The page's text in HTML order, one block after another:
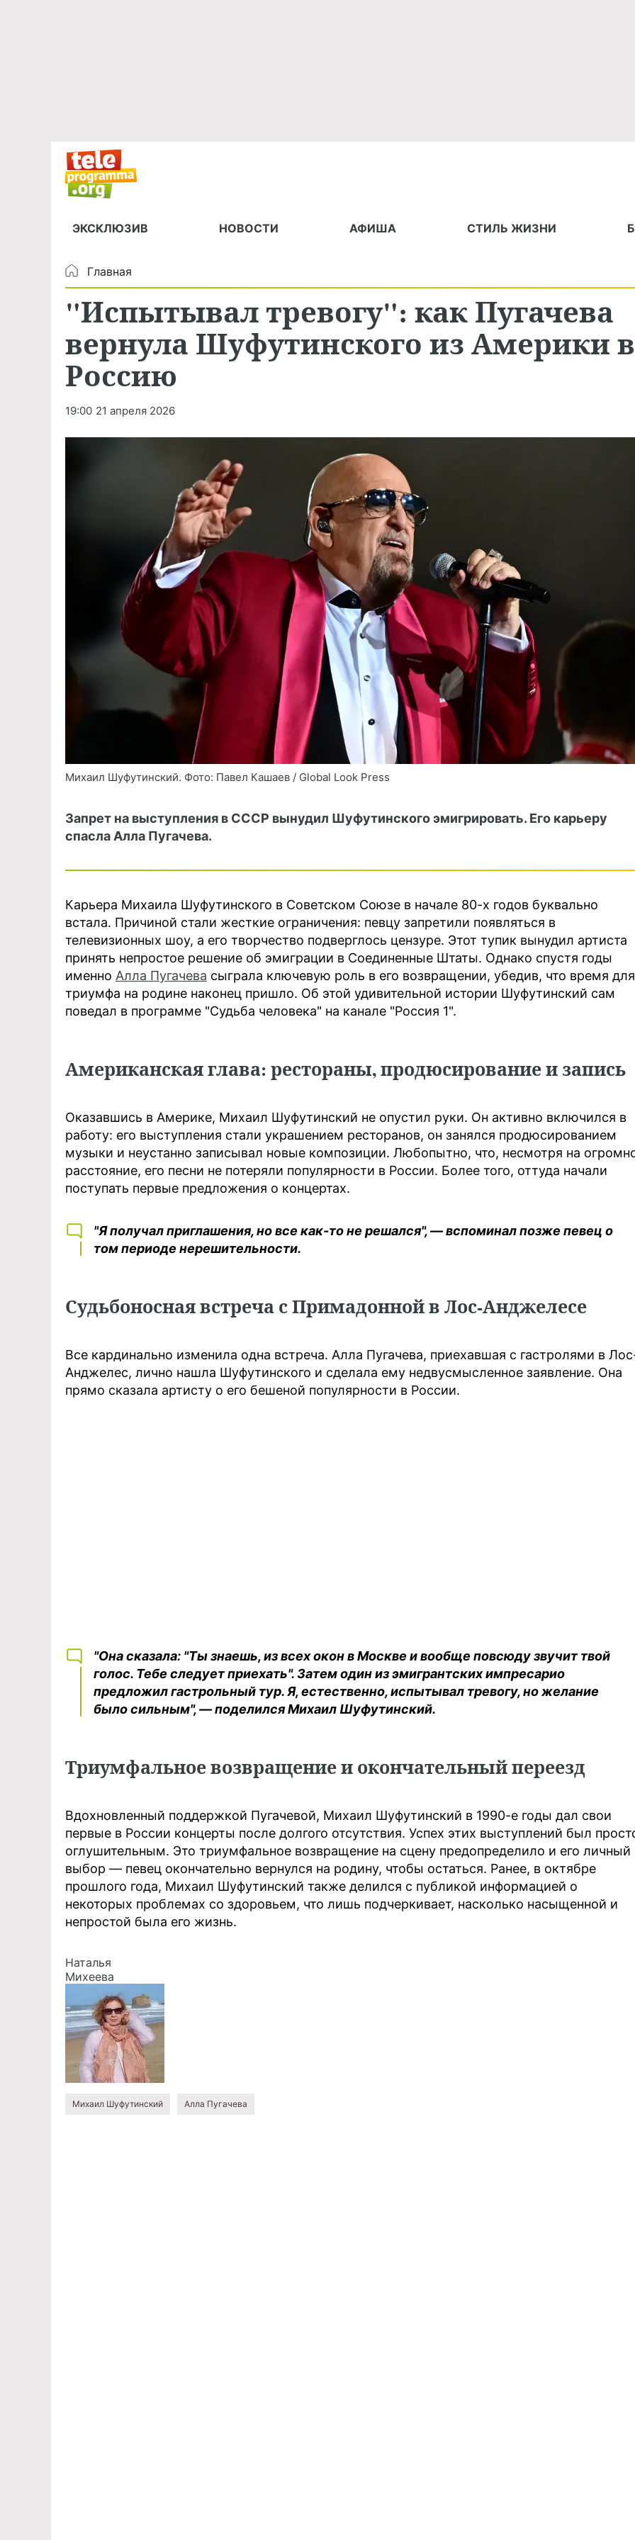
ЭКСКЛЮЗИВ НОВОСТИ АФИША СТИЛЬ ЖИЗНИ
Главная
"Испытывал тревогу": как Пугачева
вернула Шуфутинского из Америки в
Россию
19:00 21 апреля 2026
Михаил Шуфутинский. Фото: Павел Кашаев / Global Look Press
Запрет на выступления в СССР вынудил Шуфутинского эмигрировать. Его карьеру
спасла Алла Пугачева.
Карьера Михаила Шуфутинского в Советском Союзе в начале 80-х годов буквально
встала. Причиной стали жесткие ограничения: певцу запретили появляться в
телевизионных шоу, а его творчество подверглось цензуре. Этот тупик вынудил артиста
принять непростое решение об эмиграции в Соединенные Штаты. Однако спустя годы
именно Алла Пугачева сыграла ключевую роль в его возвращении, убедив, что время для
триумфа на родине наконец пришло. Об этой удивительной истории Шуфутинский сам
поведал в программе "Судьба человека" на канале "Россия 1".
Американская глава: рестораны, продюсирование и запись
Оказавшись в Америке, Михаил Шуфутинский не опустил руки. Он активно включился в
работу: его выступления стали украшением ресторанов, он занялся продюсированием
музыки и неустанно записывал новые композиции. Любопытно, что, несмотря на
расстояние, его песни не потеряли популярности в России. Более того, оттуда начали
поступать первые предложения о концертах.
"Я получал приглашения, но все как-то не решался", — вспоминал позже певец о
том периоде нерешительности.
Судьбоносная встреча с Примадонной в Лос-Анджелесе
Все кардинально изменила одна встреча. Алла Пугачева, приехавшая с гастролями в
Анджелес, лично нашла Шуфутинского и сделала ему недвусмысленное заявление. Она
прямо сказала артисту о его бешеной популярности в России.
"Она сказала: "Ты знаешь, из всех окон в Москве и вообще повсюду звучит твой
голос. Тебе следует приехать". Затем один из эмигрантских импресарио
предложил гастрольный тур. Я, естественно, испытывал тревогу, но желание
было сильным", — поделился Михаил Шуфутинский.
Триумфальное возвращение и окончательный переезд
Вдохновленный поддержкой Пугачевой, Михаил Шуфутинский в 1990-е годы дал свои
первые в России концерты после долгого отсутствия. Успех этих выступлений был
оглушительным. Это триумфальное возвращение на сцену предопределило и его личный
выбор — певец окончательно вернулся на родину, чтобы остаться. Ранее, в октябре
прошлого года, Михаил Шуфутинский также делился с публикой информацией о
некоторых проблемах со здоровьем, что лишь подчеркивает, насколько насыщенной и
непростой была его жизнь.
Наталья
Михеева
Михаил Шуфутинский Алла Пугачева